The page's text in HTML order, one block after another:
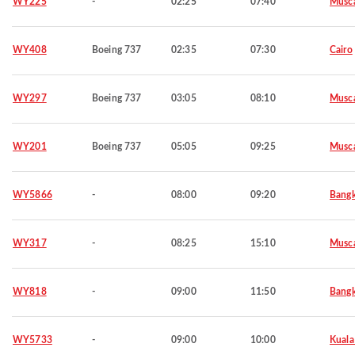
WY408 Boeing 737 02:35 07:30 Cairo
WY297 Boeing 737 03:05 08:10
WY201 Boeing 737 05:05 09:25
WY5866 - 08:00 09:20
WY317 - 08:25 15:10
WY818 - 09:00 11:50
WY5733 - 09:00 10:00